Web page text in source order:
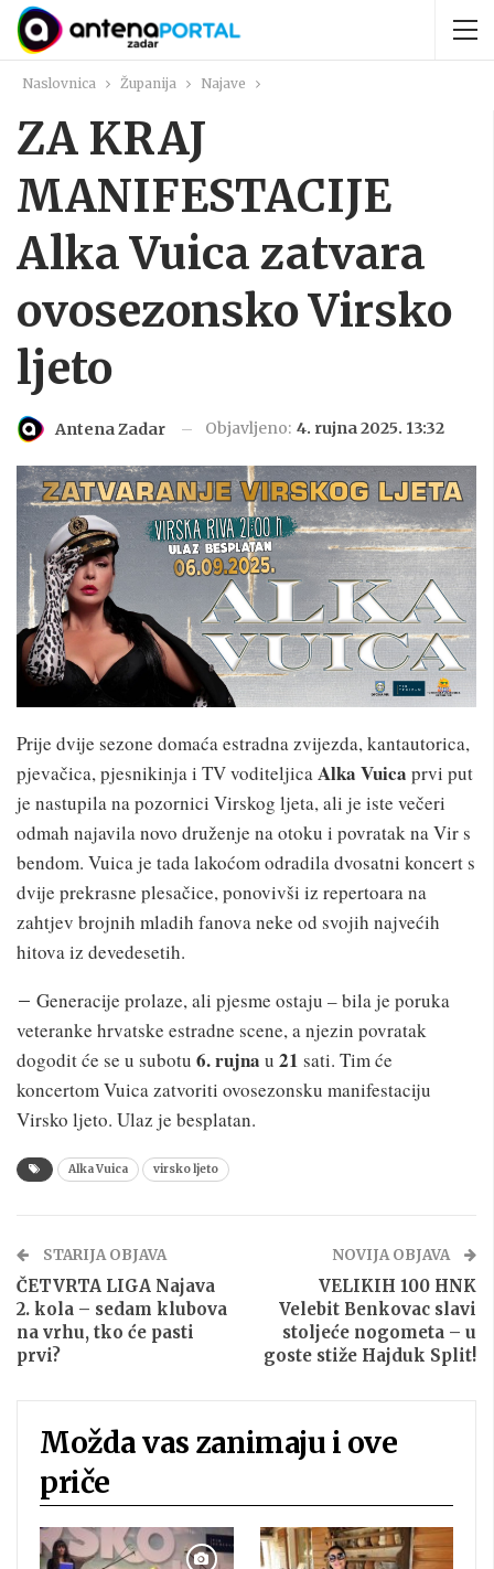
Naslovnica Županija Najave
ZA KRAJ
MANIFESTACIJE
Alka Vuica zatvara
ovosezonsko Virsko
ljeto
Antena Zadar Objavljeno: 4. rujna 2025. 13:32
Prije dvije sezone domaća estradna zvijezda, kantautorica,
pjevačica, pjesnikinja i TV voditeljica Alka Vuica prvi put
je nastupila na pozornici Virskog ljeta, ali je iste večeri
odmah najavila novo druženje na otoku i povratak na Vir s
bendom. Vuica je tada lakoćom odradila dvosatni koncert s
dvije prekrasne plesačice, ponovivši iz repertoara na
zahtjev brojnih mladih fanova neke od svojih najvećih
hitova iz devedesetih.
– Generacije prolaze, ali pjesme ostaju – bila je poruka
veteranke hrvatske estradne scene, a njezin povratak
dogodit će se u subotu 6. rujna u 21 sati. Tim će
koncertom Vuica zatvoriti ovosezonsku manifestaciju
Virsko ljeto. Ulaz je besplatan.
Alka Vuica virsko ljeto
STARIJA OBJAVA
ČETVRTA LIGA Najava
2. kola – sedam klubova
na vrhu, tko će pasti
prvi?
NOVIJA OBJAVA
VELIKIH 100 HNK
Velebit Benkovac slavi
stoljeće nogometa – u
goste stiže Hajduk Split!
Možda vas zanimaju i ove
priče